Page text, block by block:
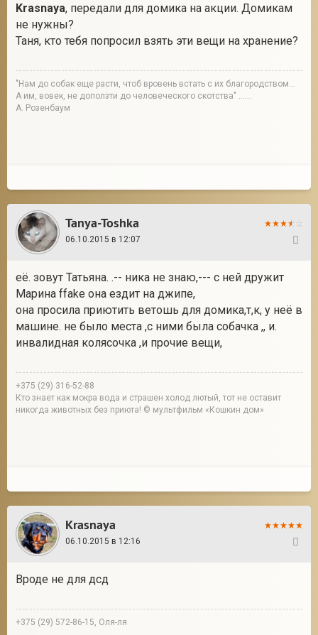
Krasnaya, передали для домика на акции. Домикам
не нужны?
Таня, кто тебя попросил взять эти вещи на хранение?
"Нам до собак еще расти, чтоб вровень встать с их благородством...
А им, вовек, не доползти до человеческого скотства" ......
А. Розенбаум
Tanya-Toshka
06.10.2015 в 12:07
её. зовут Татьяна. .-- ника не знаю,--- с ней дружит
Марина ffake она ездит на джипе,
она просила приютить ветошь для домика,т,к, у неё в
машине. не было места ,с ними была собачка ,, и.
инвалидная колясочка ,и прочие вещи,
+375 (29) 316-52-88
Кто знает как мокра вода и страшен холод лютый, тот не оставит
никогда животных без приюта! © мультфильм «Кошкин дом»
Krasnaya
06.10.2015 в 12:16
Вроде не для дсд
+375 (29) 572-86-15, Оля-ля